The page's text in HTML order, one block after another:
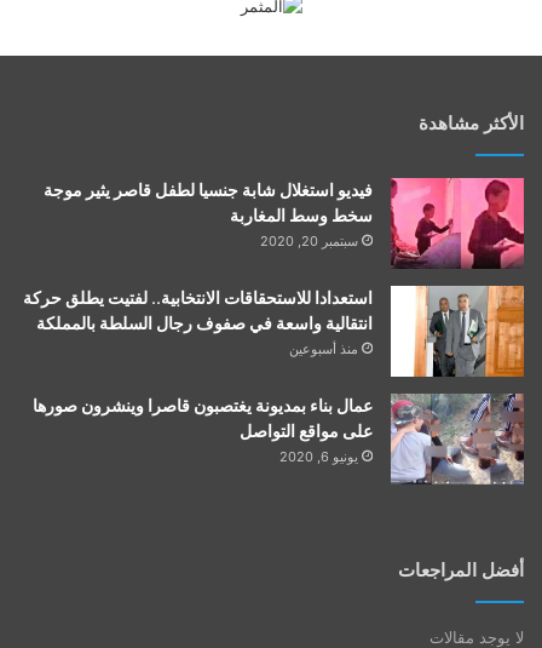
الأكثر مشاهدة
فيديو استغلال شابة جنسيا لطفل قاصر يثير موجة
سخط وسط المغاربة
سبتمبر 20, 2020
استعدادا للاستحقاقات الانتخابية.. لفتيت يطلق حركة
انتقالية واسعة في صفوف رجال السلطة بالمملكة
منذ أسبوعين
عمال بناء بمديونة يغتصبون قاصرا وينشرون صورها
على مواقع التواصل
يونيو 6, 2020
أفضل المراجعات
لا يوجد مقالات